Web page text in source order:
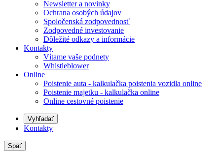
Newsletter a novinky
Ochrana osobých údajov
Spoločenská zodpovednosť
Zodpovedné investovanie
Dôležité odkazy a informácie
Kontakty
Vítame vaše podnety
Whistleblower
Online
Poistenie auta - kalkulačka poistenia vozidla online
Poistenie majetku - kalkulačka online
Online cestovné poistenie
Vyhľadať
Kontakty
Späť